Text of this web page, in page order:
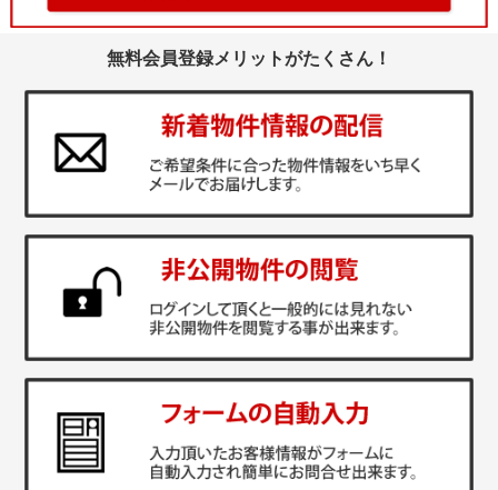
無料会員登録メリットがたくさん！